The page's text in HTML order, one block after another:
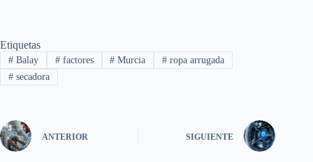
Etiquetas
#Balay #factores # Murcia # ropa arrugada
#secadora
ANTERIOR SIGUIENTE